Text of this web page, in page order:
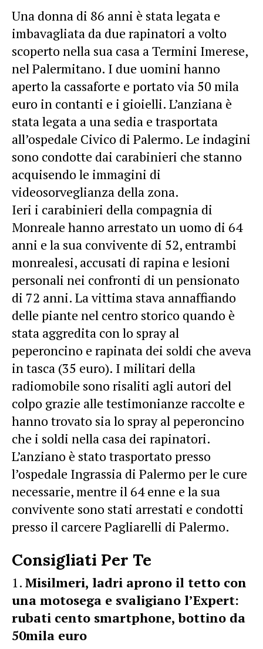
Una donna di 86 anni è stata legata e
imbavagliata da due rapinatori a volto
scoperto nella sua casa a Termini Imerese,
nel Palermitano. I due uomini hanno
aperto la cassaforte e portato via 50 mila
euro in contanti e i gioielli. L’anziana è
stata legata a una sedia e trasportata
all’ospedale Civico di Palermo. Le indagini
sono condotte dai carabinieri che stanno
acquisendo le immagini di
videosorveglianza della zona.
Ieri i carabinieri della compagnia di
Monreale hanno arrestato un uomo di 64
anni e la sua convivente di 52, entrambi
monrealesi, accusati di rapina e lesioni
personali nei confronti di un pensionato
di 72 anni. La vittima stava annaffiando
delle piante nel centro storico quando è
stata aggredita con lo spray al
peperoncino e rapinata dei soldi che aveva
in tasca (35 euro). I militari della
radiomobile sono risaliti agli autori del
colpo grazie alle testimonianze raccolte e
hanno trovato sia lo spray al peperoncino
che i soldi nella casa dei rapinatori.
L’anziano è stato trasportato presso
l’ospedale Ingrassia di Palermo per le cure
necessarie, mentre il 64 enne e la sua
convivente sono stati arrestati e condotti
presso il carcere Pagliarelli di Palermo.
Consigliati Per Te
Misilmeri, ladri aprono il tetto con
una motosega e svaligiano l’Expert:
rubati cento smartphone, bottino da
50mila euro